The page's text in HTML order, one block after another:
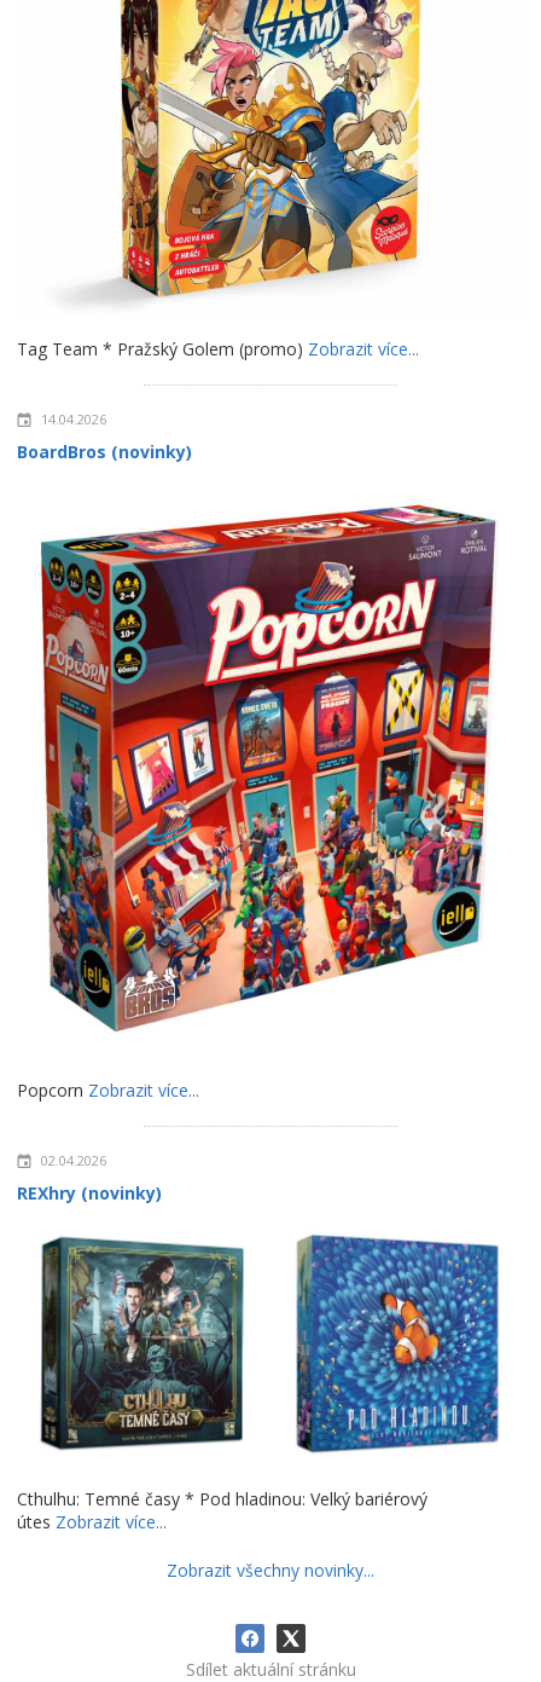
Tag Team * Pražský Golem (promo) Zobrazit více...
14.04.2026
BoardBros (novinky)
Popcorn Zobrazit více...
02.04.2026
REXhry (novinky)
Cthulhu: Temné časy * Pod hladinou: Velký bariérový
útes Zobrazit více...
Zobrazit všechny novinky...
Sdílet aktuální stránku